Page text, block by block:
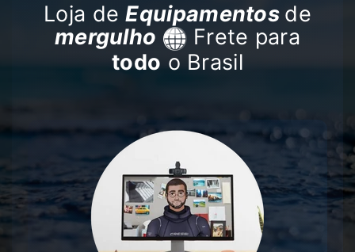
Loja deEquipamentos de
mergulho
Frete para
todo o Brasil